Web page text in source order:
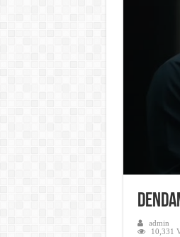
admin
10,331